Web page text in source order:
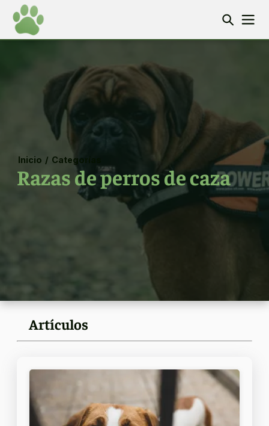
Inicio / Categorías
Razas de perros de caza
Artículos